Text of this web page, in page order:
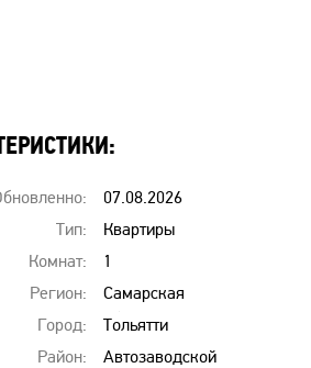
07.08.2026
00:00
Тип:
Квартиры
Комнат:
1
Регион:
Самарская
область
Город:
Тольятти
Район:
Автозаводской